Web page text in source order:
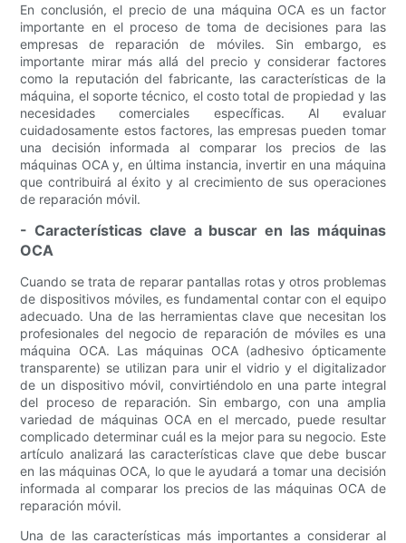
En conclusión, el precio de una máquina OCA es un factor
importante en el proceso de toma de decisiones para las
empresas de reparación de móviles. Sin embargo, es
importante mirar más allá del precio y considerar factores
como la reputación del fabricante, las características de la
máquina, el soporte técnico, el costo total de propiedad y las
necesidades comerciales específicas. Al evaluar
cuidadosamente estos factores, las empresas pueden tomar
una decisión informada al comparar los precios de las
máquinas OCA y, en última instancia, invertir en una máquina
que contribuirá al éxito y al crecimiento de sus operaciones
de reparación móvil.
- Características clave a buscar en las máquinas
OCA
Cuando se trata de reparar pantallas rotas y otros problemas
de dispositivos móviles, es fundamental contar con el equipo
adecuado. Una de las herramientas clave que necesitan los
profesionales del negocio de reparación de móviles es una
máquina OCA. Las máquinas OCA (adhesivo ópticamente
transparente) se utilizan para unir el vidrio y el digitalizador
de un dispositivo móvil, convirtiéndolo en una parte integral
del proceso de reparación. Sin embargo, con una amplia
variedad de máquinas OCA en el mercado, puede resultar
complicado determinar cuál es la mejor para su negocio. Este
artículo analizará las características clave que debe buscar
en las máquinas OCA, lo que le ayudará a tomar una decisión
informada al comparar los precios de las máquinas OCA de
reparación móvil.
Una de las características más importantes a considerar al